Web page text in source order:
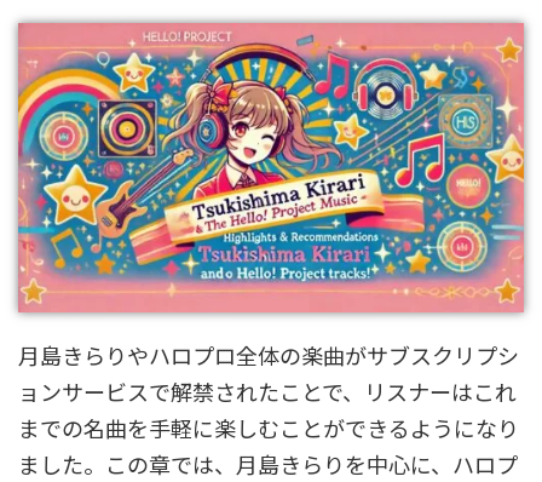
月島きらりやハロプロ全体の楽曲がサブスクリプシ
ョンサービスで解禁されたことで、リスナーはこれ
までの名曲を手軽に楽しむことができるようになり
ました。この章では、月島きらりを中心に、ハロプ